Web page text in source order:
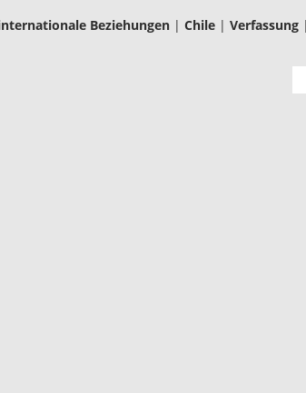
Beziehungen | Chile | Verfassung |